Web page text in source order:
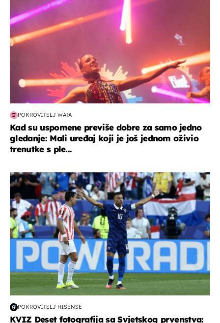
POKROVITELJ WATA
Kad su uspomene previše dobre za samo jedno
gledanje: Mali uređaj koji je još jednom oživio
trenutke s ple...
svjetsko prvenstvo 2026
POKROVITELJ HISENSE
KVIZ Deset fotografija sa Svjetskog prvenstva: